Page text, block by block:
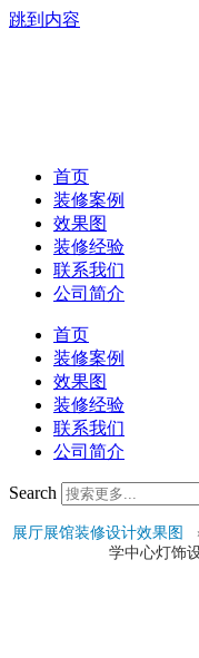
跳到内容
首页
装修案例
效果图
装修经验
联系我们
公司简介
首页
装修案例
效果图
装修经验
联系我们
公司简介
Search
展厅展馆装修设计效果图
学中心灯饰